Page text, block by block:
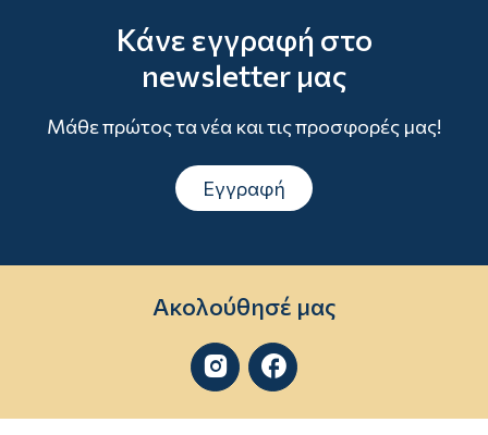
Κάνε εγγραφή στο
newsletter μας
Μάθε πρώτος τα νέα και τις προσφορές μας!
Εγγραφή
Ακολούθησέ μας
 